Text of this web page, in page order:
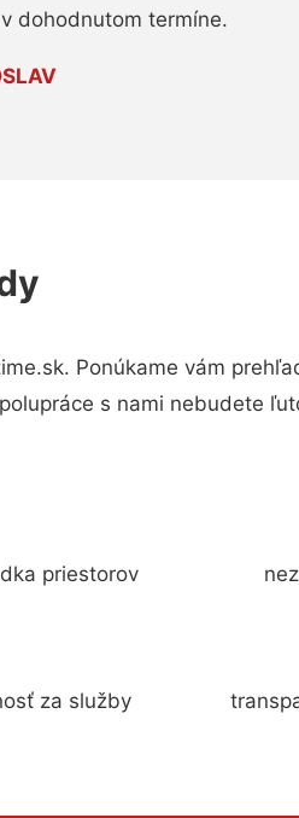
dohodnutom termíne.
Ponúkame vám
s nami nebudete
priestorov
za služby